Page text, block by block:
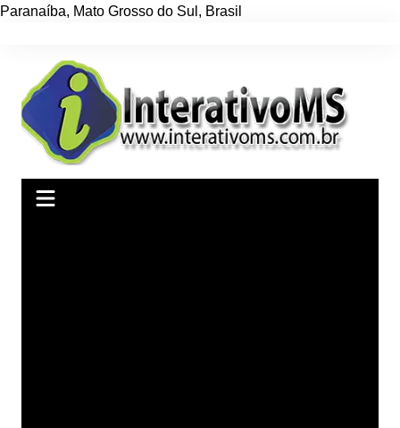
Paranaíba, Mato Grosso do Sul , Brasil
conteúdo